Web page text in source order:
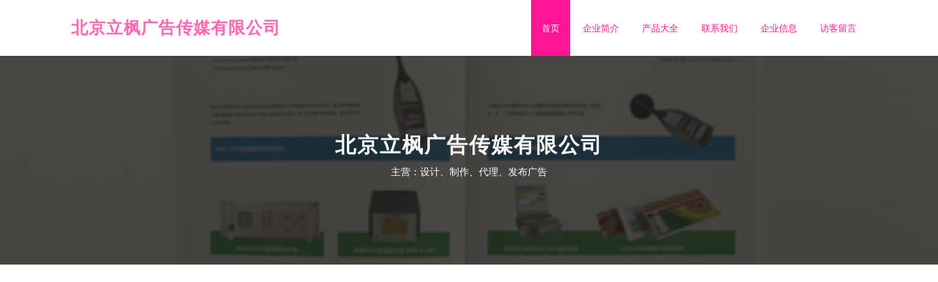
北京立枫广告传媒有限公司 首页 企业简介 产品大全 联系我们 企业信息 访客留言
北京立枫广告传媒有限公司
主营：设计、制作、代理、发布广告